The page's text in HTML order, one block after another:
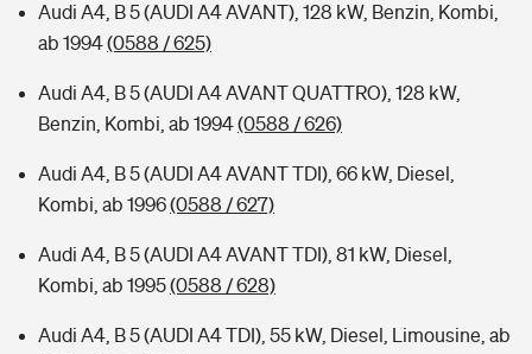
Audi A4, B 5 (AUDI A4 AVANT), 128 kW, Benzin, Kombi,
ab 1994(0588 / 625)
Audi A4, B 5 (AUDI A4 AVANT QUATTRO), 128 kW,
Benzin, Kombi, ab 1994(0588 / 626)
Audi A4, B 5 (AUDI A4 AVANT TDI), 66 kW, Diesel,
Kombi, ab 1996(0588 / 627)
Audi A4, B 5 (AUDI A4 AVANT TDI), 81 kW, Diesel,
Kombi, ab 1995(0588 / 628)
Audi A4, B 5 (AUDI A4 TDI), 55 kW, Diesel, Limousine, ab